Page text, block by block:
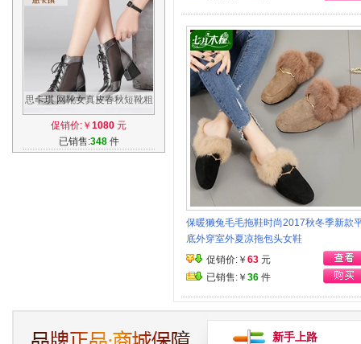
思卡琪 网靴女真皮春秋短靴粗
跟尖头马丁靴2017春季新款大
码女鞋
促销价:￥ 1080 元
已销售:348件
保暖獭兔毛毛拖鞋时尚2017秋冬季新款
底外穿室外夏凉拖包头女鞋
促销价:￥ 63 元
已销售:￥ 36 件
新手上路